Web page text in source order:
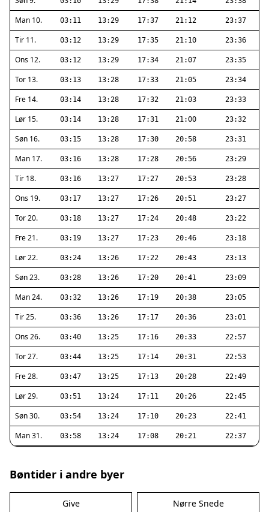
Man 10. 03:11 13:29 17:37 21:12 23:37
Tir 11. 03:12 13:29 17:35 21:10 23:36
Ons 12. 03:12 13:29 17:34 21:07 23:35
Tor 13. 03:13 13:28 17:33 21:05 23:34
Fre 14. 03:14 13:28 17:32 21:03 23:33
Lør 15. 03:14 13:28 17:31 21:00 23:32
Søn 16. 03:15 13:28 17:30 20:58 23:31
Man 17. 03:16 13:28 17:28 20:56 23:29
Tir 18. 03:16 13:27 17:27 20:53 23:28
Ons 19. 03:17 13:27 17:26 20:51 23:27
Tor 20. 03:18 13:27 17:24 20:48 23:22
Fre 21. 03:19 13:27 17:23 20:46 23:18
Lør 22. 03:24 13:26 17:22 20:43 23:13
Søn 23. 03:28 13:26 17:20 20:41 23:09
Man 24. 03:32 13:26 17:19 20:38 23:05
Tir 25. 03:36 13:26 17:17 20:36 23:01
Ons 26. 03:40 13:25 17:16 20:33 22:57
Tor 27. 03:44 13:25 17:14 20:31 22:53
Fre 28. 03:47 13:25 17:13 20:28 22:49
Lør 29. 03:51 13:24 17:11 20:26 22:45
Søn 30. 03:54 13:24 17:10 20:23 22:41
Man 31. 03:58 13:24 17:08 20:21 22:37
Bøntider i andre byer
Give Nørre Snede